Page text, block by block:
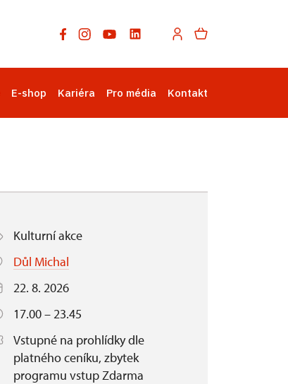
E-shop Kariéra Pro média Kontakt
Kulturní akce
Důl Michal
22. 8. 2026
17.00 – 23.45
Vstupné na prohlídky dle
platného ceníku, zbytek
programu vstup Zdarma